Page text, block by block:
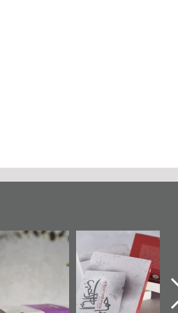
تصنيف موضوعي
للوثائق البريطانية
يقدمه «مركز أوال»
في سلسلة من 5
"مرآة البحرين"